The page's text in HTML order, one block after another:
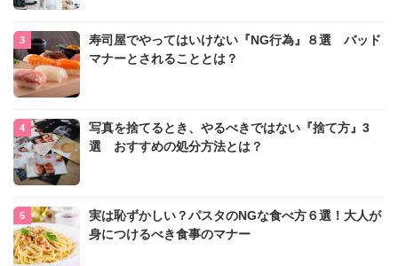
寿司屋でやってはいけない『NG行為』８選 バッド
マナーとされることとは？
写真を捨てるとき、やるべきではない『捨て方』3
選 おすすめの処分方法とは？
実は恥ずかしい？パスタのNGな食べ方６選！大人が
身につけるべき食事のマナー